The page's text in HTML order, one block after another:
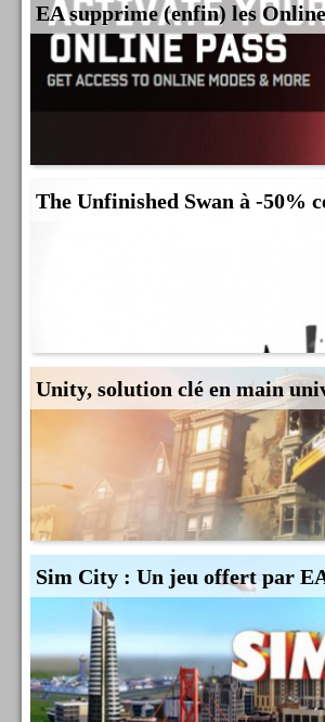
EA supprime (enfin) les
The Unfinished Swan à -50%
Unity, solution clé en main
Sim City : Un jeu offert par